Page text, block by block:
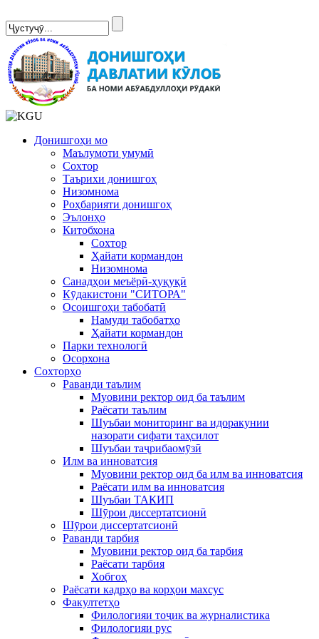
Донишгоҳи мо
Маълумоти умумӣ
Сохтор
Таърихи донишгоҳ
Низомнома
Роҳбарияти донишгоҳ
Эълонҳо
Китобхона
Сохтор
Ҳайати кормандон
Низомнома
Санадҳои меъёрӣ-ҳуқуқӣ
Кӯдакистони "СИТОРА"
Осоишгоҳи табобатӣ
Намуди табобатҳо
Ҳайати кормандон
Парки технологӣ
Осорхона
Сохторҳо
Раванди таълим
Муовини ректор оид ба таълим
Раёсати таълим
Шуъбаи мониторинг ва идоракунии
назорати сифати таҳсилот
Шуъбаи таҷрибаомӯзӣ
Илм ва инноватсия
Муовини ректор оид ба илм ва инноватсия
Раёсати илм ва инноватсия
Шуъбаи ТАКИП
Шӯрои диссертатсионӣ
Шӯрои диссертатсионӣ
Раванди тарбия
Муовини ректор оид ба тарбия
Раёсати тарбия
Хобгоҳ
Раёсати кадрҳо ва корҳои махсус
Факултетҳо
Филологияи тоҷик ва журналистика
Филологияи рус